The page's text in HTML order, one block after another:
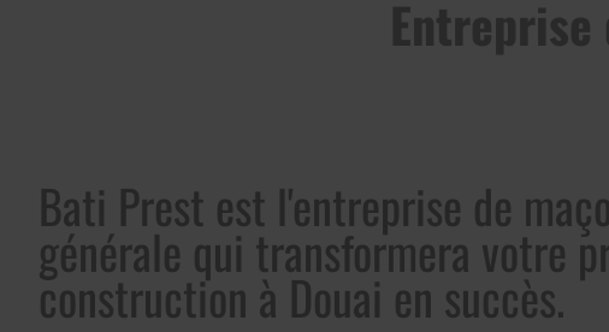
Entreprise
Bati Prest est l'entreprise de
générale qui transformera votre
construction à Douai en succès.